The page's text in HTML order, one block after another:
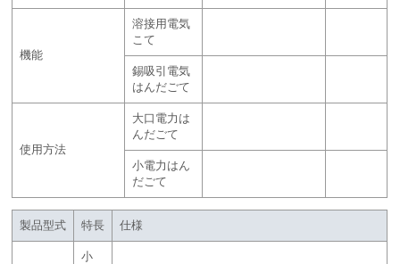
機能
溶接用電気
こて
錫吸引電気
はんだごて
使用方法
大口電力は
んだごて
小電力はん
だごて
製品型式 特長 仕様
小